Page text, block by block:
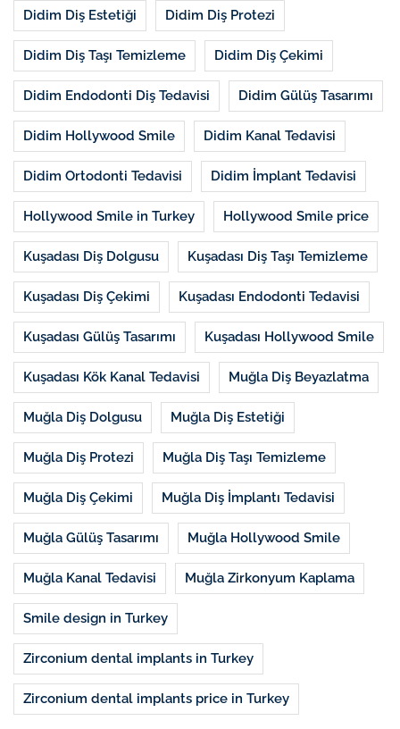
Didim Diş Estetiği Didim Diş Protezi
Didim Diş Taşı Temizleme Didim Diş Çekimi
Didim Endodonti Diş Tedavisi Didim Gülüş Tasarımı
Didim Hollywood Smile Didim Kanal Tedavisi
Didim Ortodonti Tedavisi Didim İmplant Tedavisi
Hollywood Smile in Turkey Hollywood Smile price
Kuşadası Diş Dolgusu Kuşadası Diş Taşı Temizleme
Kuşadası Diş Çekimi Kuşadası Endodonti Tedavisi
Kuşadası Gülüş Tasarımı Kuşadası Hollywood Smile
Kuşadası Kök Kanal Tedavisi Muğla Diş Beyazlatma
Muğla Diş Dolgusu Muğla Diş Estetiği
Muğla Diş Protezi Muğla Diş Taşı Temizleme
Muğla Diş Çekimi Muğla Diş İmplantı Tedavisi
Muğla Gülüş Tasarımı Muğla Hollywood Smile
Muğla Kanal Tedavisi Muğla Zirkonyum Kaplama
Smile design in Turkey
Zirconium dental implants in Turkey
Zirconium dental implants price in Turkey